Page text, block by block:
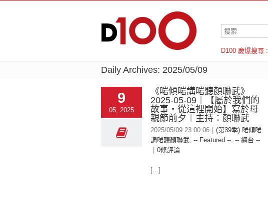
D100 慶爆搜尋 :
羅倫斯
Daily Archives: 2025/05/09
9
05, 2025
《啱傾啱講啱聽顏聯武》
2025-05-09︱【屬於我們的
故事‧從這裡開始】寫於母
親節前夕︱主持：顏聯武
2025/05/09 23:00:06
(第39季) 啱傾啱
講啱聽顏聯武, -- Featured --, -- 網台 --
0條評論
[...]